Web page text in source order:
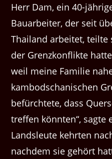
Herr Dam, ein 40-
Bauarbeiter, der seit
Thailand arbeitet, teilte
der Grenzkonflikte
weil meine Familie
kambodschanischen
befürchtete, dass
treffen könnten“, sagte
Landsleute kehrten
nachdem sie gehört